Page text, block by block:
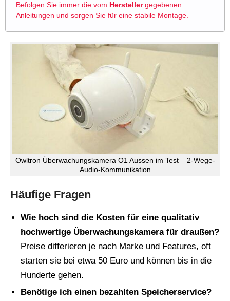
Befolgen Sie immer die vom Herstellergegebenen
Anleitungen und sorgen Sie für eine stabile Montage.
Owltron Überwachungskamera O1 Aussen im Test – 2-Wege-
Audio-Kommunikation
Häufige Fragen
Wie hoch sind die Kosten für eine qualitativ
hochwertige Überwachungskamera für draußen?
Preise differieren je nach Marke und Features, oft
starten sie bei etwa 50 Euro und können bis in die
Hunderte gehen.
Benötige ich einen bezahlten Speicherservice?